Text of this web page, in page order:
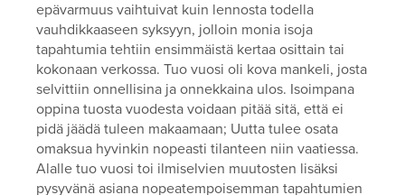
epävarmuus vaihtuivat kuin lennosta todella
vauhdikkaaseen syksyyn, jolloin monia isoja
tapahtumia tehtiin ensimmäistä kertaa osittain tai
kokonaan verkossa. Tuo vuosi oli kova mankeli, josta
selvittiin onnellisina ja onnekkaina ulos. Isoimpana
oppina tuosta vuodesta voidaan pitää sitä, että ei
pidä jäädä tuleen makaamaan; Uutta tulee osata
omaksua hyvinkin nopeasti tilanteen niin vaatiessa.
Alalle tuo vuosi toi ilmiselvien muutosten lisäksi
pysyvänä asiana nopeatempoisemman tapahtumien